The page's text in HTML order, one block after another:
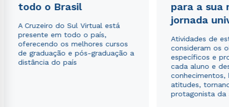
todo o Brasil
A Cruzeiro do Sul Virtual está
presente em todo o país,
oferecendo os melhores cursos
de graduação e pós-graduação a
distância do país
para a sua
jornada
Atividades de
consideram os
específicos e
cada aluno e
conhecimentos,
atitudes,
protagonista da